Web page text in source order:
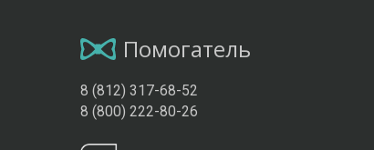
Помогатель
8 (812) 317-68-52
8 (800) 222-80-26